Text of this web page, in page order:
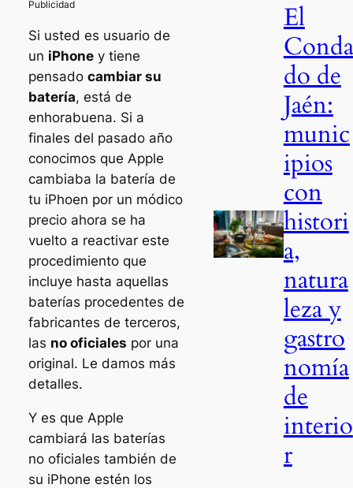
Si usted es usuario de
un iPhoney tiene
pensado cambiar su
batería, está de
enhorabuena. Si a
finales del pasado año
conocimos que Apple
cambiaba la batería de
tu iPhoen por un módico
precio ahora se ha
vuelto a reactivar este
procedimiento que
incluye hasta aquellas
baterías procedentes de
fabricantes de terceros,
las no oficiales por una
original. Le damos más
detalles.
Y es que Apple
cambiará las baterías
no oficiales también de
su iPhone estén los
El
Conda
do de
Jaén:
munic
ipios
con
histori
a,
natura
leza y
gastro
nomía
de
interio
r